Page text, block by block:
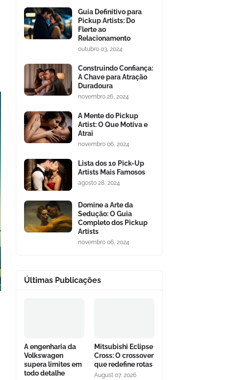
Guia Definitivo para
Pickup Artists: Do
Flerte ao
Relacionamento
outubro 03, 2024
Construindo Confiança:
A Chave para Atração
Duradoura
novembro 26, 2024
A Mente do Pickup
Artist: O Que Motiva e
Atrai
novembro 06, 2024
Lista dos 10 Pick-Up
Artists Mais Famosos
agosto 28, 2024
Domine a Arte da
Sedução: O Guia
Completo dos Pickup
Artists
novembro 06, 2024
Últimas Publicações
A engenharia da
Volkswagen
supera limites em
todo detalhe
Mitsubishi Eclipse
Cross: O crossover
que redefine rotas
August 07, 2026